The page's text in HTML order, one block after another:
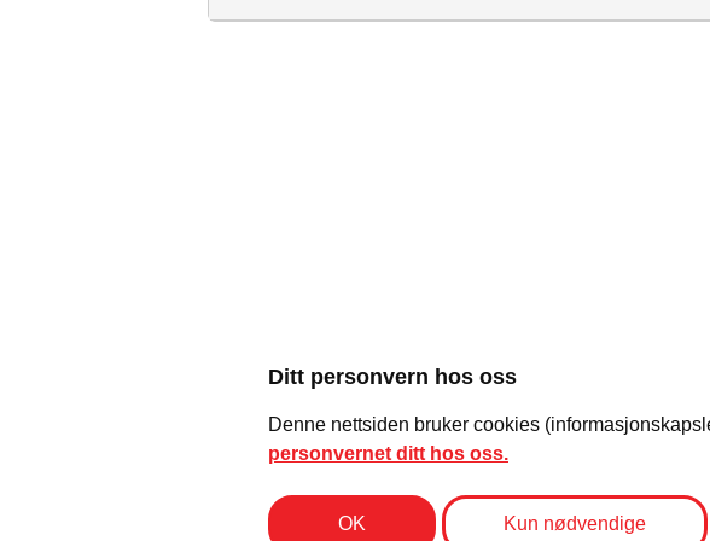
Reis Deg Komikerklubb
Reis Deg Komikerkubb er Norges største og eldste
standupklubb. Vi har dyrket frem komikere siden 1994.
Ditt personvern hos oss
Denne nettsiden bruker cookies
personvernet ditt hos oss.
OK Kun nødvendige